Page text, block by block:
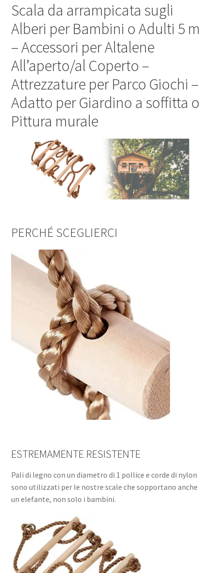
Scala da arrampicata sugli
Alberi per Bambini o Adulti 5 m
– Accessori per Altalene
All’aperto/al Coperto –
Attrezzature per Parco Giochi –
Adatto per Giardino a soffitta o
Pittura murale
PERCHÉ SCEGLIERCI
ESTREMAMENTE RESISTENTE
Pali di legno con un diametro di 1 pollice e corde di nylon
sono utilizzati per le nostre scale che sopportano anche
un elefante, non solo i bambini.